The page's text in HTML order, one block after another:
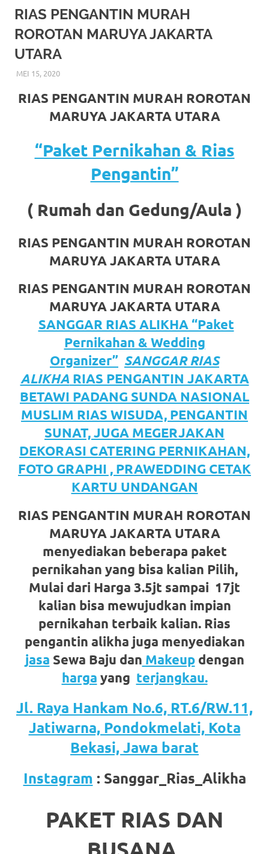
More
hints
rolex
replica.
my
https://www.watchesf.com.
learn
more
about
https://www.watchesb.com.
go
https://
his
comment
here
replica
watches.
favorite
replica
watches.
Hours
Online
rolex.
Discover
Here
loanswatches.com .
RIAS PENGANTIN MURAH
ROROTAN MARUYA JAKARTA
UTARA
MEI 15, 2020RIASALIKHA
BEKASI
PENGANTIN MURAH ,RIAS,RIAS PENGANTIN
RIAS PENGANTIN MURAH ROROTAN
MARUYA JAKARTA UTARA
“Paket Pernikahan & Rias
Pengantin”
( Rumah dan Gedung/Aula )
RIAS PENGANTIN MURAH ROROTAN
MARUYA JAKARTA UTARA
RIAS PENGANTIN MURAH ROROTAN
MARUYA JAKARTA UTARA
SANGGAR RIAS ALIKHA “Paket
Pernikahan & Wedding
Organizer” SANGGAR RIAS
ALIKHA RIAS PENGANTIN JAKARTA
BETAWI PADANG SUNDA NASIONAL
MUSLIM RIAS WISUDA, PENGANTIN
SUNAT, JUGA MEGERJAKAN
DEKORASI CATERING PERNIKAHAN,
FOTO GRAPHI , PRAWEDDING CETAK
KARTU UNDANGAN
RIAS PENGANTIN MURAH ROROTAN
MARUYA JAKARTA UTARA
menyediakan beberapa paket
pernikahan yang bisa kalian Pilih,
Mulai dari Harga 3.5jt sampai 17jt
kalian bisa mewujudkan impian
pernikahan terbaik kalian. Rias
pengantin alikha juga menyediakan
jasa Sewa Baju dan Makeupdengan
harga yang terjangkau.
Jl. Raya Hankam No.6, RT.6/RW.11,
Jatiwarna, Pondokmelati, Kota
Bekasi, Jawa barat
Instagram : Sanggar_Rias_Alikha
PAKET RIAS DAN